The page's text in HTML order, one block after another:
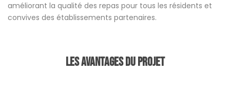
améliorant la qualité des repas pour tous les résidents et
convives des établissements partenaires.
Les avantages du projet